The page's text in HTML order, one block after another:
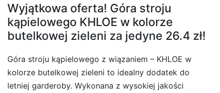
Wyjątkowa oferta! Góra stroju
kąpielowego KHLOE w kolorze
butelkowej zieleni za jedyne 26.4 zł!
Góra stroju kąpielowego z wiązaniem – KHLOE w
kolorze butelkowej zieleni to idealny dodatek do
letniej garderoby. Wykonana z wysokiej jakości